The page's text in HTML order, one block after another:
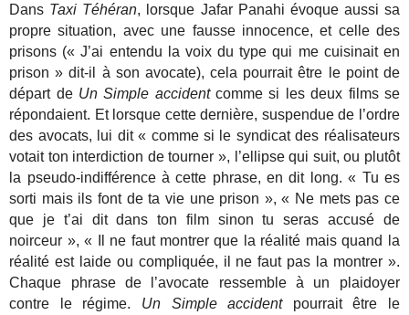
Dans Taxi Téhéran, lorsque Jafar Panahi évoque aussi sa
propre situation, avec une fausse innocence, et celle des
prisons (« J’ai entendu la voix du type qui me cuisinait en
prison » dit-il à son avocate), cela pourrait être le point de
départ de Un Simple accidentcomme si les deux films se
répondaient. Et lorsque cette dernière, suspendue de l’ordre
des avocats, lui dit « comme si le syndicat des réalisateurs
votait ton interdiction de tourner », l’ellipse qui suit, ou plutôt
la pseudo-indifférence à cette phrase, en dit long. « Tu es
sorti mais ils font de ta vie une prison », « Ne mets pas ce
que je t’ai dit dans ton film sinon tu seras accusé de
noirceur », « Il ne faut montrer que la réalité mais quand la
réalité est laide ou compliquée, il ne faut pas la montrer ».
Chaque phrase de l’avocate ressemble à un plaidoyer
contre le régime. Un Simple accident pourrait être le